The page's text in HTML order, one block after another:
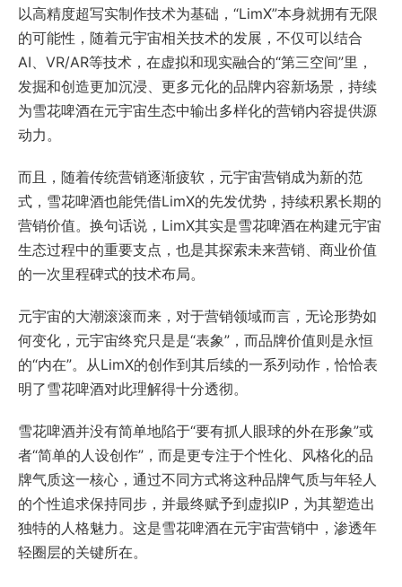
以高精度超写实制作技术为基础，“LimX”本身就拥有无限
的可能性，随着元宇宙相关技术的发展，不仅可以结合
AI、VR/AR等技术，在虚拟和现实融合的“第三空间”里，
发掘和创造更加沉浸、更多元化的品牌内容新场景，持续
为雪花啤酒在元宇宙生态中输出多样化的营销内容提供源
动力。
而且，随着传统营销逐渐疲软，元宇宙营销成为新的范
式，雪花啤酒也能凭借LimX的先发优势，持续积累长期的
营销价值。换句话说，LimX其实是雪花啤酒在构建元宇宙
生态过程中的重要支点，也是其探索未来营销、商业价值
的一次里程碑式的技术布局。
元宇宙的大潮滚滚而来，对于营销领域而言，无论形势如
何变化，元宇宙终究只是是“表象”，而品牌价值则是永恒
的“内在”。从LimX的创作到其后续的一系列动作，恰恰表
明了雪花啤酒对此理解得十分透彻。
雪花啤酒并没有简单地陷于“要有抓人眼球的外在形象”或
者“简单的人设创作”，而是更专注于个性化、风格化的品
牌气质这一核心，通过不同方式将这种品牌气质与年轻人
的个性追求保持同步，并最终赋予到虚拟IP，为其塑造出
独特的人格魅力。这是雪花啤酒在元宇宙营销中，渗透年
轻圈层的关键所在。